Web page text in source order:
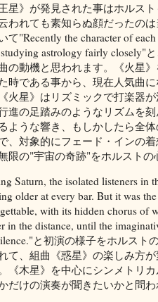
王星》が発見された事はホルス
われても素知らぬ顔だったの
て"Recently the character of
astrology fairly closely"
の動機と思われます。《火星
時である事から、現在人気曲
火星》はリズミックで打楽器
進の足踏みのようなリズムを
ような響き、もしかしたら全
、対象的にフェード・インの
限の"宇宙の奇跡"をホルストの
Saturn, the isolated listeners in
older at every bar. But it was
with its hidden chorus of
in the distance, until the
と初演の様子をホルスト
て、組曲《惑星》の楽しみ方
《木星》を中心にシンメトリ
だけの演奏が聞きたいかと問